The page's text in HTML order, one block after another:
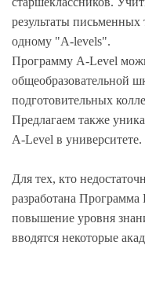
результаты
одному "А-levels".
Программу A-Level
общеобразовательной
подготовительных
Предлагаем также
A-Level в университете.
Для тех, кто
разработана Программа
повышение уровня
вводятся некоторые